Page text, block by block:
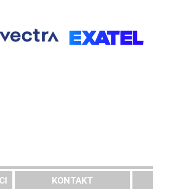
KONTAKT